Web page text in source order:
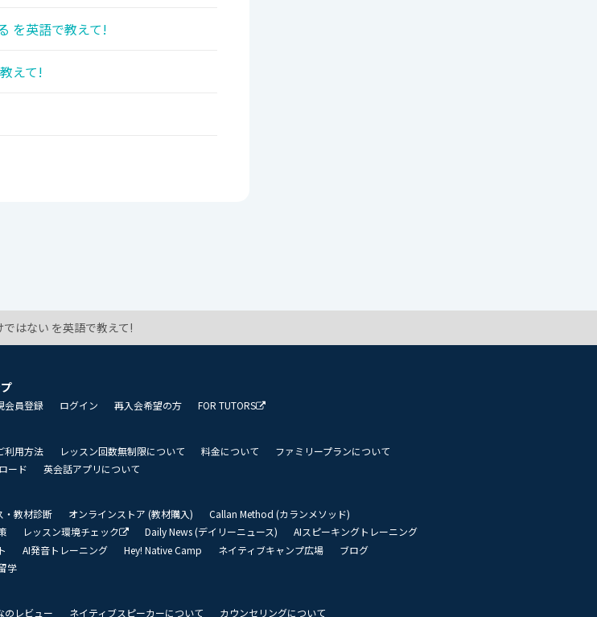
を英語で教えて!
えて!
はない を英語で教えて!
会員登録 ログイン 再入会希望の方 FOR TUTORS
利用方法 レッスン回数無制限について 料金について
ファミリープランについて
ード
英会話アプリについて
・教材診断 オンラインストア (教材購入)
Callan Method (カランメソッド)
レッスン環境チェック Daily News (デイリーニュース)
AIスピーキングトレーニング
AI発音トレーニング Hey! Native Camp ネイティブキャンプ広場
ブログ
学
のレビュー ネイティブスピーカーについて カウンセリングについて